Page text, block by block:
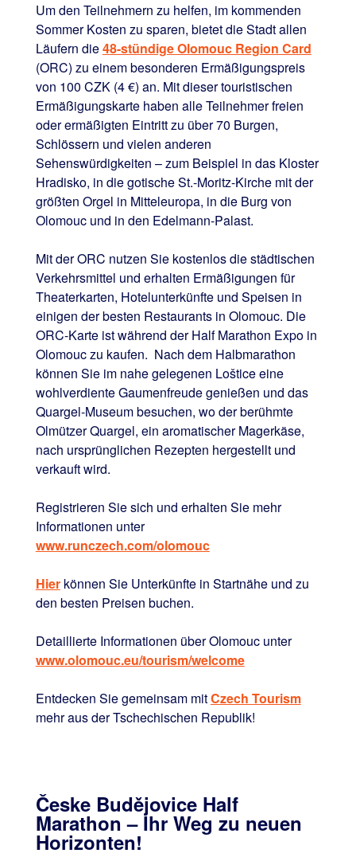
Um den Teilnehmern zu helfen, im kommenden
Sommer Kosten zu sparen, bietet die Stadt allen
Läufern die48-stündige Olomouc Region Card
(ORC) zu einem besonderen Ermäßigungspreis
von 100 CZK (4 €) an. Mit dieser touristischen
Ermäßigungskarte haben alle Teilnehmer freien
oder ermäßigten Eintritt zu über 70 Burgen,
Schlössern und vielen anderen
Sehenswürdigkeiten – zum Beispiel in das Kloster
Hradisko, in die gotische St.-Moritz-Kirche mit der
größten Orgel in Mitteleuropa, in die Burg von
Olomouc und in den Edelmann-Palast.
Mit der ORC nutzen Sie kostenlos die städtischen
Verkehrsmittel und erhalten Ermäßigungen für
Theaterkarten, Hotelunterkünfte und Speisen in
einigen der besten Restaurants in Olomouc. Die
ORC-Karte ist während der Half Marathon Expo in
Olomouc zu kaufen. Nach dem Halbmarathon
können Sie im nahe gelegenen Loštice eine
wohlverdiente Gaumenfreude genießen und das
Quargel-Museum besuchen, wo der berühmte
Olmützer Quargel, ein aromatischer Magerkäse,
nach ursprünglichen Rezepten hergestellt und
verkauft wird.
Registrieren Sie sich und erhalten Sie mehr
Informationen unter
www.runczech.com/olomouc
Hierkönnen Sie Unterkünfte in Startnähe und zu
den besten Preisen buchen.
Detaillierte Informationen über Olomouc unter
www.olomouc.eu/tourism/welcome
Entdecken Sie gemeinsam mitCzech Tourism
mehr aus der Tschechischen Republik!
Česke Budějovice Half
Marathon – Ihr Weg zu neuen
Horizonten!